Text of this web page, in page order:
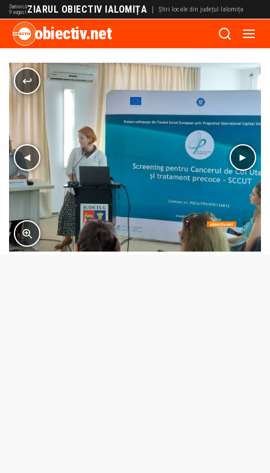
Duminică
9 august ZIARUL OBIECTIV IALOMIȚA | Știri locale din județul Ialomița
obiectiv.net